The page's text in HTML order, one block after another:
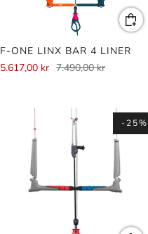
F-ONE LINX BAR 4 LINER
5.617,00 kr 7.490,00 kr
-25%